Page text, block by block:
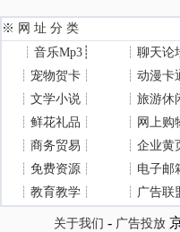
※ 网 址 分 类
┊ 音乐Mp3 ┊ ┊ 聊天论
┊ 宠物贺卡 ┊ ┊ 动漫卡
┊ 文学小说 ┊ ┊ 旅游休
┊ 鲜花礼品 ┊ ┊ 网上购
┊ 商务贸易 ┊ ┊ 企业黄
┊ 免费资源 ┊ ┊ 电子邮
┊ 教育教学 ┊ ┊ 广告联
关于我们 - 广告投放